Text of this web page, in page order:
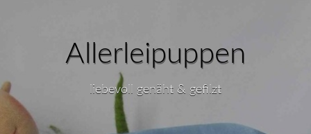
Allerleipuppen
liebevoll genäht & gefilzt